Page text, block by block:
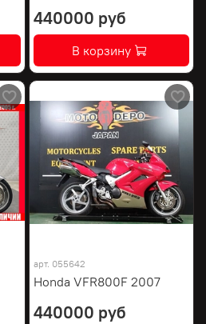
440000 руб
В корзину
арт. 055642
Honda VFR800F 2007
440000 руб